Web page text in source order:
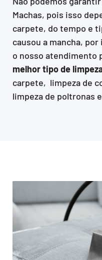
Machas, pois isso
carpete, do tempo e
causou a mancha,
o nosso atendimento
melhor tipo de
carpete, limpeza de
limpeza de poltronas